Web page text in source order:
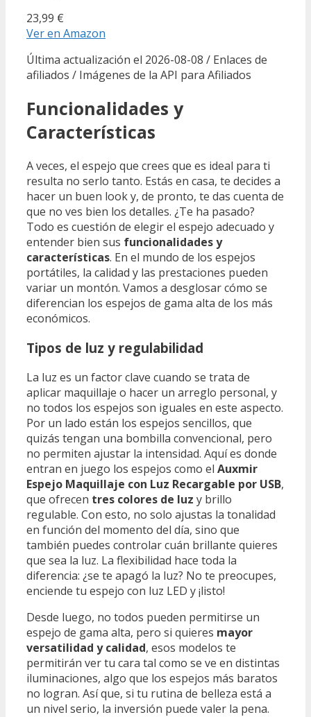
23,99 €
Ver en Amazon
Última actualización el 2026-08-08 / Enlaces de
afiliados / Imágenes de la API para Afiliados
Funcionalidades y
Características
A veces, el espejo que crees que es ideal para ti
resulta no serlo tanto. Estás en casa, te decides a
hacer un buen look y, de pronto, te das cuenta de
que no ves bien los detalles. ¿Te ha pasado?
Todo es cuestión de elegir el espejo adecuado y
entender bien sus funcionalidades y
características. En el mundo de los espejos
portátiles, la calidad y las prestaciones pueden
variar un montón. Vamos a desglosar cómo se
diferencian los espejos de gama alta de los más
económicos.
Tipos de luz y regulabilidad
La luz es un factor clave cuando se trata de
aplicar maquillaje o hacer un arreglo personal, y
no todos los espejos son iguales en este aspecto.
Por un lado están los espejos sencillos, que
quizás tengan una bombilla convencional, pero
no permiten ajustar la intensidad. Aquí es donde
entran en juego los espejos como el Auxmir
Espejo Maquillaje con Luz Recargable por USB,
que ofrecen tres colores de luz y brillo
regulable. Con esto, no solo ajustas la tonalidad
en función del momento del día, sino que
también puedes controlar cuán brillante quieres
que sea la luz. La flexibilidad hace toda la
diferencia: ¿se te apagó la luz? No te preocupes,
enciende tu espejo con luz LED y ¡listo!
Desde luego, no todos pueden permitirse un
espejo de gama alta, pero si quieres mayor
versatilidad y calidad, esos modelos te
permitirán ver tu cara tal como se ve en distintas
iluminaciones, algo que los espejos más baratos
no logran. Así que, si tu rutina de belleza está a
un nivel serio, la inversión puede valer la pena.